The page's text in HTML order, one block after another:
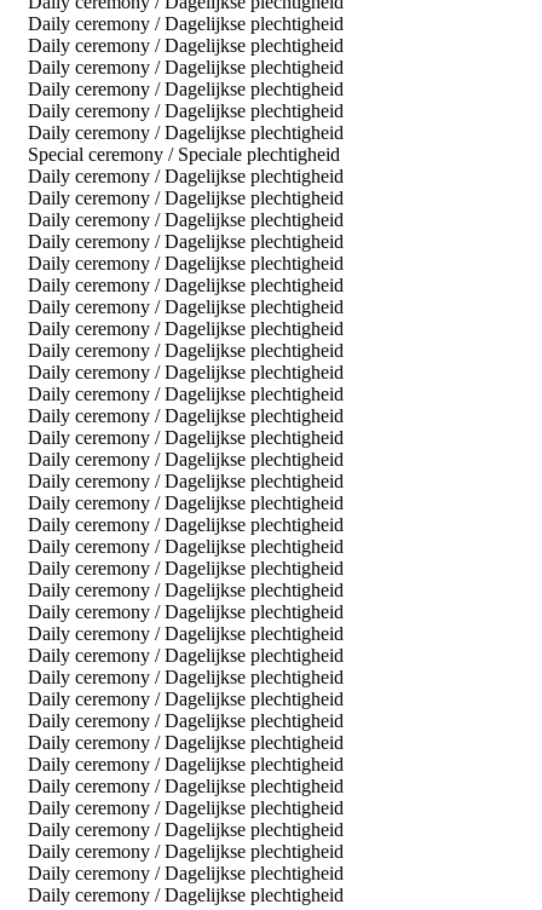
Daily ceremony / Dagelijkse plechtigheid
Daily ceremony / Dagelijkse plechtigheid
Daily ceremony / Dagelijkse plechtigheid
Daily ceremony / Dagelijkse plechtigheid
Daily ceremony / Dagelijkse plechtigheid
Daily ceremony / Dagelijkse plechtigheid
Special ceremony / Speciale plechtigheid
Daily ceremony / Dagelijkse plechtigheid
Daily ceremony / Dagelijkse plechtigheid
Daily ceremony / Dagelijkse plechtigheid
Daily ceremony / Dagelijkse plechtigheid
Daily ceremony / Dagelijkse plechtigheid
Daily ceremony / Dagelijkse plechtigheid
Daily ceremony / Dagelijkse plechtigheid
Daily ceremony / Dagelijkse plechtigheid
Daily ceremony / Dagelijkse plechtigheid
Daily ceremony / Dagelijkse plechtigheid
Daily ceremony / Dagelijkse plechtigheid
Daily ceremony / Dagelijkse plechtigheid
Daily ceremony / Dagelijkse plechtigheid
Daily ceremony / Dagelijkse plechtigheid
Daily ceremony / Dagelijkse plechtigheid
Daily ceremony / Dagelijkse plechtigheid
Daily ceremony / Dagelijkse plechtigheid
Daily ceremony / Dagelijkse plechtigheid
Daily ceremony / Dagelijkse plechtigheid
Daily ceremony / Dagelijkse plechtigheid
Daily ceremony / Dagelijkse plechtigheid
Daily ceremony / Dagelijkse plechtigheid
Daily ceremony / Dagelijkse plechtigheid
Daily ceremony / Dagelijkse plechtigheid
Daily ceremony / Dagelijkse plechtigheid
Daily ceremony / Dagelijkse plechtigheid
Daily ceremony / Dagelijkse plechtigheid
Daily ceremony / Dagelijkse plechtigheid
Daily ceremony / Dagelijkse plechtigheid
Daily ceremony / Dagelijkse plechtigheid
Daily ceremony / Dagelijkse plechtigheid
Daily ceremony / Dagelijkse plechtigheid
Daily ceremony / Dagelijkse plechtigheid
Daily ceremony / Dagelijkse plechtigheid